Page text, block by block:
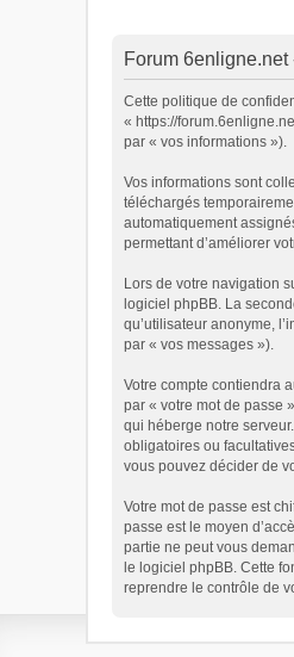
Forum
Cette politique de
« https://
par « vos informations »).
Vos informations sont
téléchargés
automatiquement
permettant d’améliorer
Lors de votre navigation
logiciel phpBB. La
qu’utilisateur anonyme,
par « vos messages »).
Votre compte contiendra
par « votre mot de passe
qui héberge notre
obligatoires ou
vous pouvez décider de
Votre mot de passe est
passe est le moyen
partie ne peut vous
le logiciel phpBB. Cette
reprendre le contrôle de